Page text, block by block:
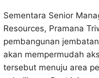
Sementara Senior
Resources, Pramana
pembangunan
akan mempermudah
tersebut menuju area